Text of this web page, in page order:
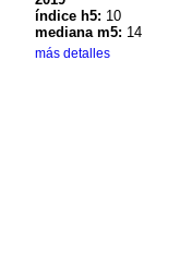
índice h5: 10
mediana m5: 14
más detalles